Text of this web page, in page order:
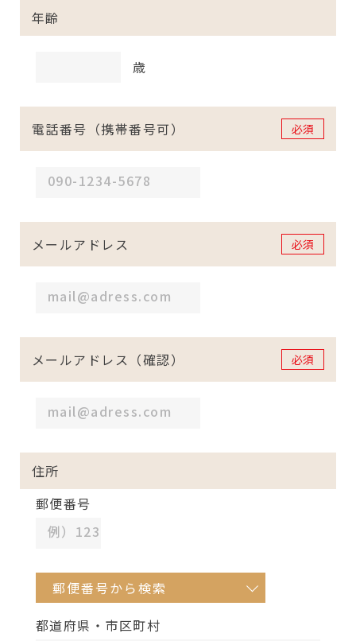
年齢
歳
電話番号（携帯番号可） 必須
メールアドレス 必須
メールアドレス（確認） 必須
住所
郵便番号
郵便番号から検索
都道府県・市区町村